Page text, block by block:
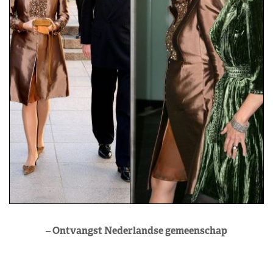
– Ontvangst Nederlandse gemeenschap